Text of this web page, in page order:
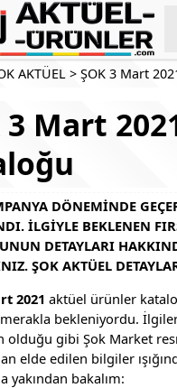
AKTÜEL > ŞOK 3 Mart
3 Mart
DÖNEMINDE
İLGIYLE BEKLENEN
DETAYLARI
ŞOK AKTÜEL
2021 aktüel ürünler
bekleniyordu.
olduğu gibi Şok Market
elde edilen bilgiler
yakından bakalım: